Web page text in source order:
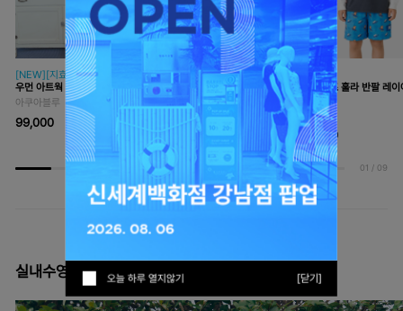
[NEW][지효 PICK]
우먼 아트웍 크롭 집업 래쉬가드
아쿠아블루
99,000
[NEW]
맨 에센셜 릴렉스핏 집업 래쉬가
드
89,000
[NEW]
짱구 키즈 훌라 반팔 레이
쉬가드
딥그레이
89,000
01 / 09
실내수영 BEST오늘 하루 열지않기 [닫기]